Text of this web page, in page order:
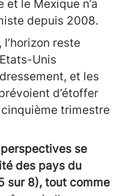
le Mexique n’a
depuis 2008.
reste
Unis
et les
d’étoffer
trimestre
se
des pays du
sur 8), tout comme